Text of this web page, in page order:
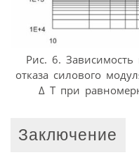
Рис. 6. Зависимость
отказа силового
Δ Τ при
Заключение